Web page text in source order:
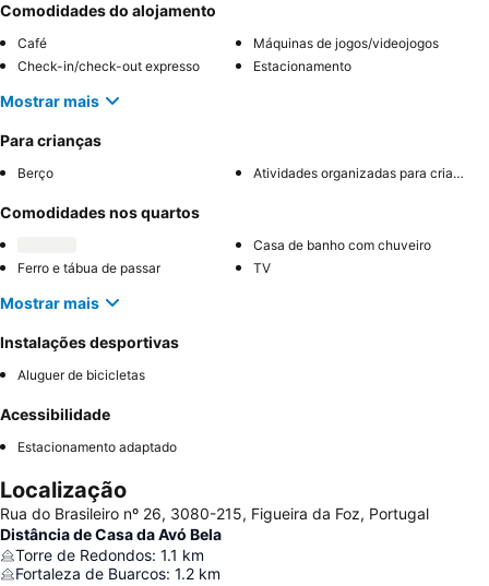
Comodidades do alojamento
Café
Máquinas de jogos/videojogos
Check-in/check-out expresso
Estacionamento
Mostrar mais
Para crianças
Berço Atividades organizadas para crianças
Comodidades nos quartos
Casa de banho com chuveiro
Ferro e tábua de passar
TV
Mostrar mais
Instalações desportivas
Aluguer de bicicletas
Acessibilidade
Estacionamento adaptado
Localização
Rua do Brasileiro nº 26, 3080-215, Figueira da Foz, Portugal
Distância de Casa da Avó Bela
Torre de Redondos: 1.1 km
Fortaleza de Buarcos: 1.2 km